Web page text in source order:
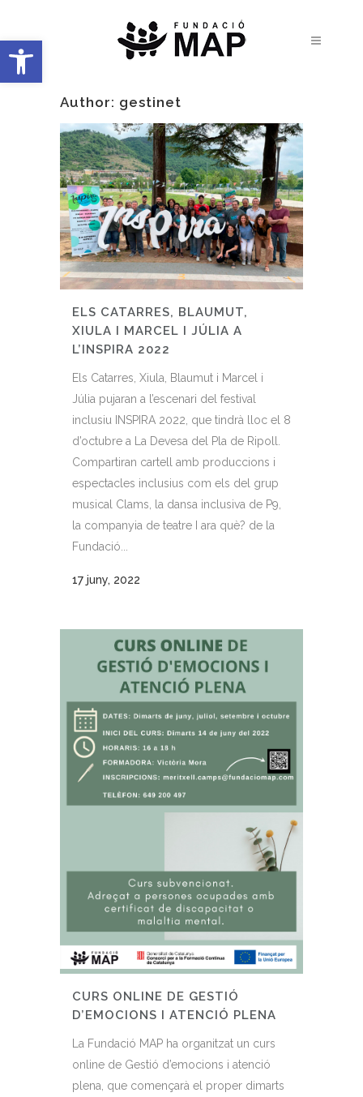
Obre la barra d'eines
Author: gestinet
ELS CATARRES, BLAUMUT,
XIULA I MARCEL I JÚLIA A
L’INSPIRA 2022
Els Catarres, Xiula, Blaumut i Marcel i
Júlia pujaran a l’escenari del festival
inclusiu INSPIRA 2022, que tindrà lloc el 8
d’octubre a La Devesa del Pla de Ripoll.
Compartiran cartell amb produccions i
espectacles inclusius com els del grup
musical Clams, la dansa inclusiva de P9,
la companyia de teatre I ara què? de la
Fundació...
17 juny, 2022
CURS ONLINE DE GESTIÓ
D’EMOCIONS I ATENCIÓ PLENA
La Fundació MAP ha organitzat un curs
online de Gestió d’emocions i atenció
plena, que començarà el proper dimarts